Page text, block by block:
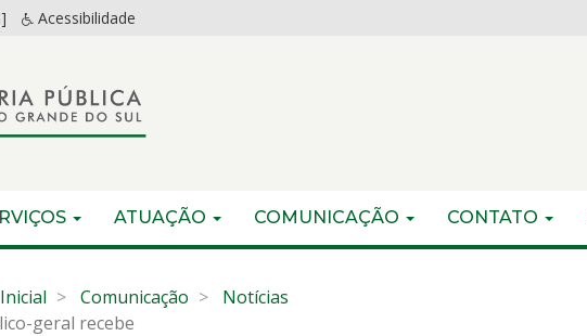
Acessibilidade
ATUAÇÃO COMUNICAÇÃO CONTATO
Inicial Comunicação
Notícias
geral recebe